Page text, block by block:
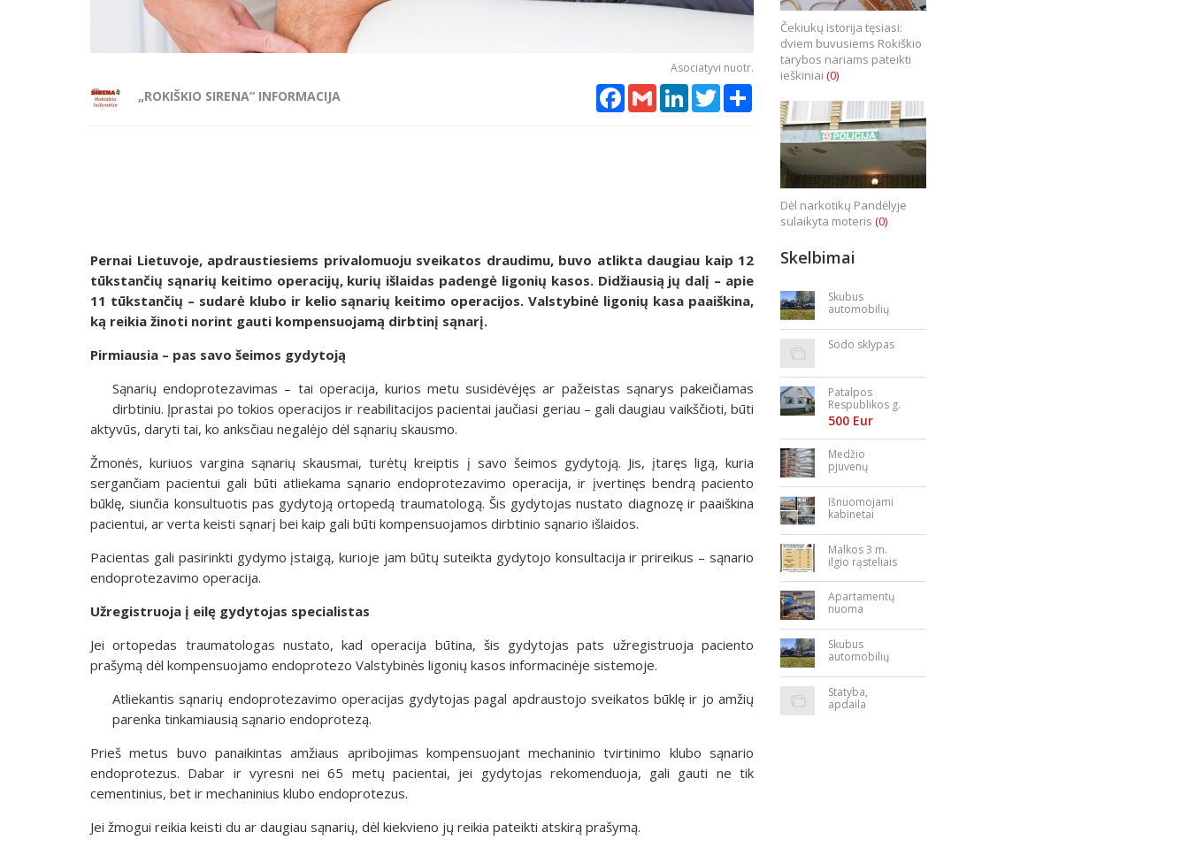
Asociatyvi nuotr.
„ROKIŠKIO SIRENA“ INFORMACIJA Facebook
GmailLinkedInTwitterShare
Pernai Lietuvoje, apdraustiesiems privalomuoju sveikatos draudimu, buvo atlikta daugiau kaip 12
tūkstančių sąnarių keitimo operacijų, kurių išlaidas padengė ligonių kasos. Didžiausią jų dalį – apie
11 tūkstančių – sudarė klubo ir kelio sąnarių keitimo operacijos. Valstybinė ligonių kasa paaiškina,
ką reikia žinoti norint gauti kompensuojamą dirbtinį sąnarį.
Pirmiausia – pas savo šeimos gydytoją
Sąnarių endoprotezavimas – tai operacija, kurios metu susidėvėjęs ar pažeistas sąnarys pakeičiamas
dirbtiniu. Įprastai po tokios operacijos ir reabilitacijos pacientai jaučiasi geriau – gali daugiau vaikščioti, būti
aktyvūs, daryti tai, ko anksčiau negalėjo dėl sąnarių skausmo.
Žmonės, kuriuos vargina sąnarių skausmai, turėtų kreiptis į savo šeimos gydytoją. Jis, įtaręs ligą, kuria
sergančiam pacientui gali būti atliekama sąnario endoprotezavimo operacija, ir įvertinęs bendrą paciento
būklę, siunčia konsultuotis pas gydytoją ortopedą traumatologą. Šis gydytojas nustato diagnozę ir paaiškina
pacientui, ar verta keisti sąnarį bei kaip gali būti kompensuojamos dirbtinio sąnario išlaidos.
Pacientas gali pasirinkti gydymo įstaigą, kurioje jam būtų suteikta gydytojo konsultacija ir prireikus – sąnario
endoprotezavimo operacija.
Užregistruoja į eilę gydytojas specialistas
Jei ortopedas traumatologas nustato, kad operacija būtina, šis gydytojas pats užregistruoja paciento
prašymą dėl kompensuojamo endoprotezo Valstybinės ligonių kasos informacinėje sistemoje.
Atliekantis sąnarių endoprotezavimo operacijas gydytojas pagal apdraustojo sveikatos būklę ir jo amžių
parenka tinkamiausią sąnario endoprotezą.
Prieš metus buvo panaikintas amžiaus apribojimas kompensuojant mechaninio tvirtinimo klubo sąnario
endoprotezus. Dabar ir vyresni nei 65 metų pacientai, jei gydytojas rekomenduoja, gali gauti ne tik
cementinius, bet ir mechaninius klubo endoprotezus.
Jei žmogui reikia keisti du ar daugiau sąnarių, dėl kiekvieno jų reikia pateikti atskirą prašymą.
Čekiukų istorija tęsiasi:
dviem buvusiems Rokiškio
tarybos nariams pateikti
ieškiniai (0)
Dėl narkotikų Pandėlyje
sulaikyta moteris (0)
Skelbimai
Skubus
automobilių
Sodo sklypas
Patalpos
Respublikos g.
23
500 Eur
Medžio
pjuvenų
briketai
Išnuomojami
kabinetai
bės aikštėje
Malkos 3 m.
ilgio rąsteliais
Apartamentų
nuoma
Skubus
automobilių
Statyba,
apdaila